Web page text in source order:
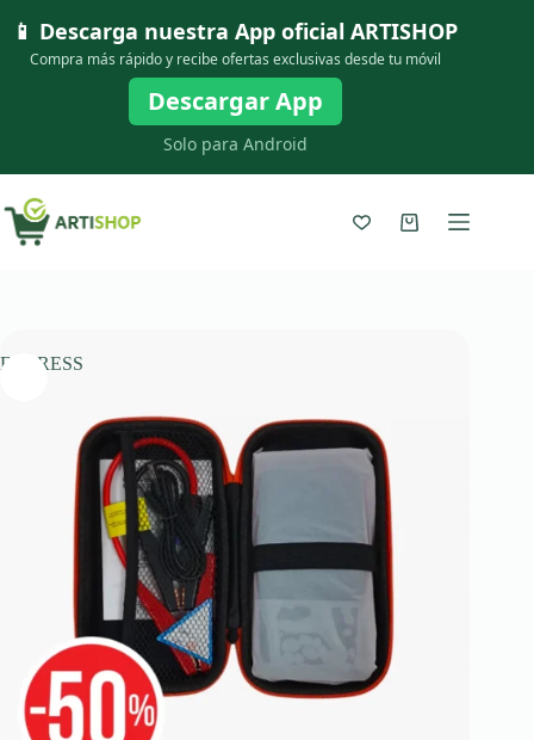
contenido
📱 Descarga nuestra App oficialARTISHOP
Compra más rápido y recibe ofertas exclusivas desde tu móvil
Descargar App
Solo para Android
Carro
EXPRESS